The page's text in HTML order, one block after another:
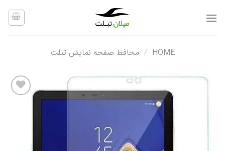
HOME
/ محافظ صفحه نمایش تبلت